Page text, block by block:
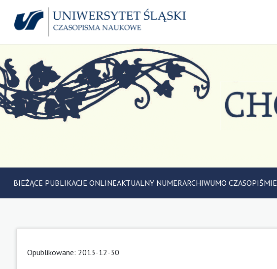
BIEŻĄCE PUBLIKACJE ONLINEAKTUALNY NUMERARCHIWUMO CZASOPIŚMIE
Opublikowane: 2013-12-30